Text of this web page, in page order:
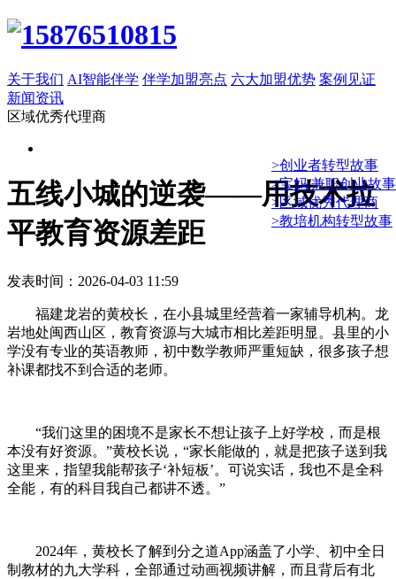
关于我们 AI智能伴学 伴学加盟亮点 六大加盟优势 案例见证
新闻资讯
区域优秀代理商
>创业者转型故事
>宝妈/兼职创业故事
>区域优秀代理商
>教培机构转型故事
五线小城的逆袭——用技术拉
平教育资源差距
发表时间：2026-04-03 11:59
福建龙岩的黄校长，在小县城里经营着一家辅导机构。龙
岩地处闽西山区，教育资源与大城市相比差距明显。县里的小
学没有专业的英语教师，初中数学教师严重短缺，很多孩子想
补课都找不到合适的老师。
“我们这里的困境不是家长不想让孩子上好学校，而是根
本没有好资源。”黄校长说，“家长能做的，就是把孩子送到我
这里来，指望我能帮孩子‘补短板’。可说实话，我也不是全科
全能，有的科目我自己都讲不透。”
2024年，黄校长了解到分之道App涵盖了小学、初中全日
制教材的九大学科，全部通过动画视频讲解，而且背后有北